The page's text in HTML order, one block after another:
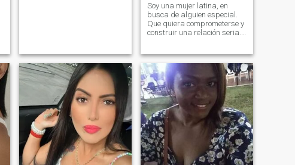
Soy una mujer latina, en
busca de alguien especial.
Que quiera comprometerse y
construir una relación seria.